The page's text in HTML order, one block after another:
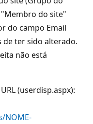
do site"
do campo Email
ter sido alterado.
não está
(userdisp.aspx):
NOME-